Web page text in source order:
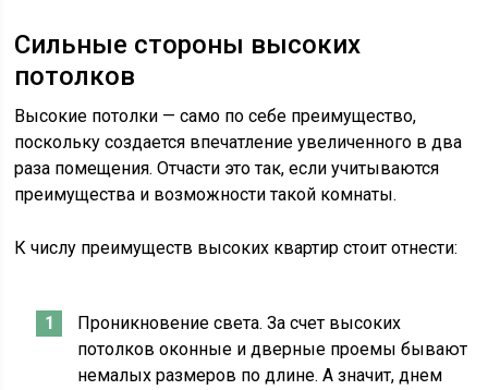
Сильные стороны высоких
потолков
Высокие потолки — само по себе преимущество,
поскольку создается впечатление увеличенного в два
раза помещения. Отчасти это так, если учитываются
преимущества и возможности такой комнаты.
К числу преимуществ высоких квартир стоит отнести:
Проникновение света. За счет высоких
потолков оконные и дверные проемы бывают
немалых размеров по длине. А значит, днем